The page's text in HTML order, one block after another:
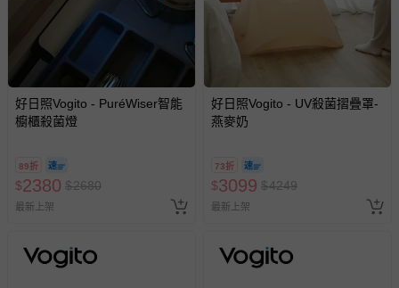
至媽咪愛 LINE@客服ID: @mamilove
我們將依序為您處理
與服務，謝謝。
針對滿件折/滿額贈…等活動，如因部份退貨，而該訂單保
留商品未達活動門檻，將以原價計算，活動贈品亦需一併退
回。
部分商品依據消費者保護法的規定，不適用七天鑑賞期/猶
豫期範圍：
易於腐敗、保存期限較短或解約時即將逾期（例如生鮮
客製化商品（例如客製生日書、姓名貼等）。
好日照Vogito - PuréWiser智能
櫥櫃殺菌燈
89折
$2380 $2680
最新上架
好日照Vogito - UV殺菌摺疊罩-
燕麥奶
73折
$3099 $4249
最新上架